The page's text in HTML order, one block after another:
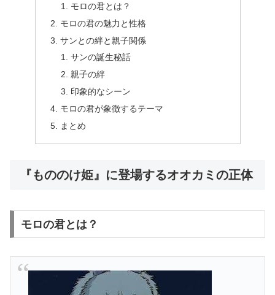
モロの君とは？
モロの君の魅力と性格
サンとの絆と親子関係
サンの誕生秘話
親子の絆
印象的なシーン
モロの君が象徴するテーマ
まとめ
『もののけ姫』に登場するオオカミの正体
モロの君とは？